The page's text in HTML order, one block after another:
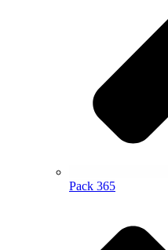
Pack 365